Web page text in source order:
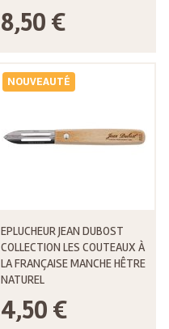
8,50 €
NOUVEAUTÉ
EPLUCHEUR JEAN DUBOST
COLLECTION LES COUTEAUX À
LA FRANÇAISE MANCHE HÊTRE
NATUREL
4,50 €